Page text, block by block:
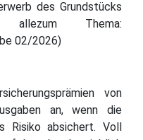
des Grundstücks
allezum Thema:
02/2026)
von
an, wenn die
Risiko absichert. Voll